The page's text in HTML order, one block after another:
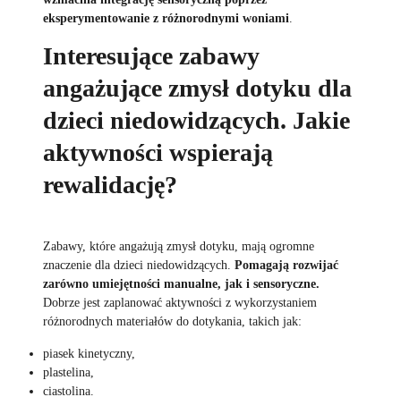
eksperymentowanie z różnorodnymi woniami
Interesujące zabawy
angażujące zmysł dotyku dla
dzieci niedowidzących. Jakie
aktywności wspierają
rewalidację?
Zabawy, które angażują zmysł dotyku, mają ogromne
znaczenie dla dzieci niedowidzących. Pomagają rozwijać
zarówno umiejętności manualne, jak i sensoryczne.
Dobrze jest zaplanować aktywności z wykorzystaniem
różnorodnych materiałów do dotykania, takich jak:
piasek kinetyczny,
plastelina,
ciastolina.